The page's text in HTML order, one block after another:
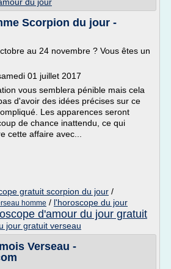
Scorpion du jour -
au 24 novembre ? Vous êtes un
01 juillet 2017
vous semblera pénible mais cela
d'avoir des idées précises sur ce
Les apparences seront
de chance inattendu, ce qui
cette affaire avec...
gratuit scorpion du jour /
homme / l'horoscope du jour
d'amour du jour gratuit
jour gratuit verseau
Verseau -